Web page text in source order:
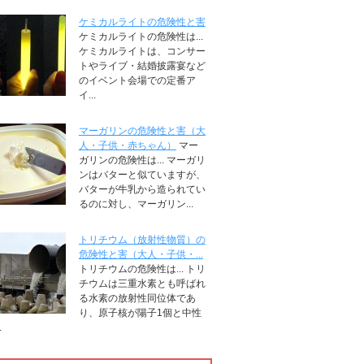
ケミカルライトの危険性と害
ケミカルライトの危険性は...
ケミカルライトは、コンサー
トやライブ・結婚披露宴など
のイベント会場での定番ア
イ...
マーガリンの危険性と害（大
人・子供・赤ちゃん）
マー
ガリンの危険性は... マーガリ
ンはバターと似ていますが、
バターが牛乳から造られてい
るのに対し、マーガリン...
トリチウム（放射性物質）の
危険性と害（大人・子供・...
トリチウムの危険性は... トリ
チウムは三重水素とも呼ばれ
る水素の放射性同位体であ
り、原子核が陽子1個と中性